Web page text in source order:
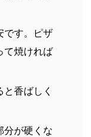
です。ピザ
て焼ければ
香ばしく
分が硬くな